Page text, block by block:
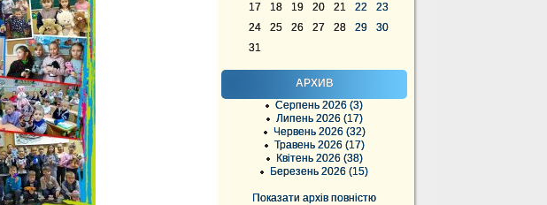
17
18 19 20 21 22
23
24
25 26 27 28 29
30
31
АРХИВ
Серпень 2026 (3)
Липень 2026 (17)
Червень 2026 (32)
Травень 2026 (17)
Квітень 2026 (38)
Березень 2026 (15)
Показати архів повністю